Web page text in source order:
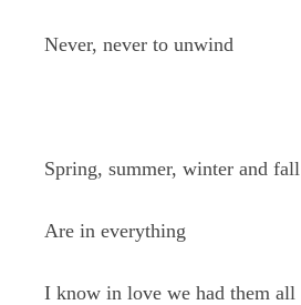
Never, never to unwind
Spring, summer, winter and fall
Are in everything
I know in love we had them all